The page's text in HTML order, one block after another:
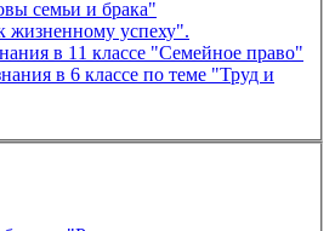
семьи и брака"
жизненному успеху".
в 11 классе "Семейное право"
в 6 классе по теме "Труд и